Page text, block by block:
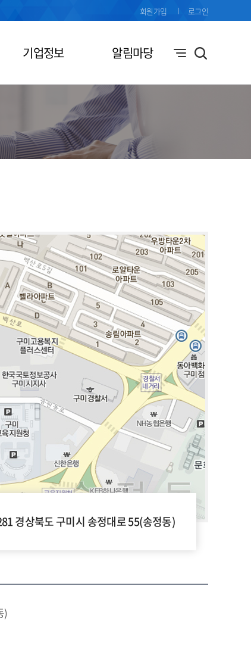
기업정보 알림마당
회원가입 로그인
경상북도 구미시 송정대로 55(송정동)
)